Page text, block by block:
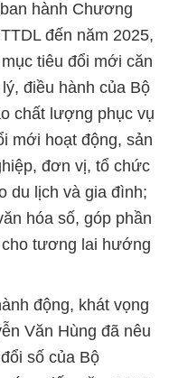
hành Chương
đến năm 2025,
tiêu đổi mới căn
điều hành của Bộ
chất lượng phục vụ
mới hoạt động, sản
đơn vị, tổ chức
du lịch và gia đình;
hóa số, góp phần
tương lai hướng
động, khát vọng
Văn Hùng đã nêu
số của Bộ